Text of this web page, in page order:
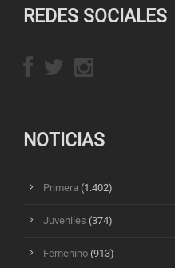
REDES SOCIALES
NOTICIAS
Primera (1.402)
Juveniles (374)
Femenino (913)